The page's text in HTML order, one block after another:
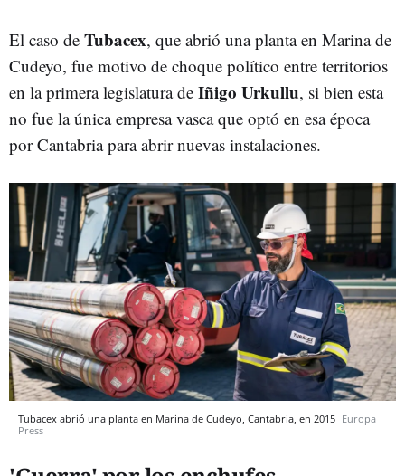
El caso de Tubacex, que abrió una planta en Marina de
Cudeyo, fue motivo de choque político entre territorios
en la primera legislatura de Iñigo Urkullu, si bien esta
no fue la única empresa vasca que optó en esa época
por Cantabria para abrir nuevas instalaciones.
Tubacex abrió una planta en Marina de Cudeyo, Cantabria, en 2015 Europa
Press